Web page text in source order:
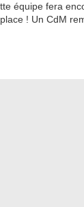
équipe fera
! Un CdM